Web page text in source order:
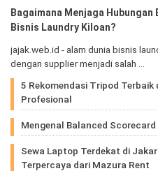
Bagaimana Menjaga
Bisnis Laundry Kiloan?
jajak.web.id - alam dunia bisnis
dengan supplier menjadi salah …
5 Rekomendasi Tripod
Profesional
Mengenal Balanced
Sewa Laptop Terdekat di
Terpercaya dari Mazura Rent